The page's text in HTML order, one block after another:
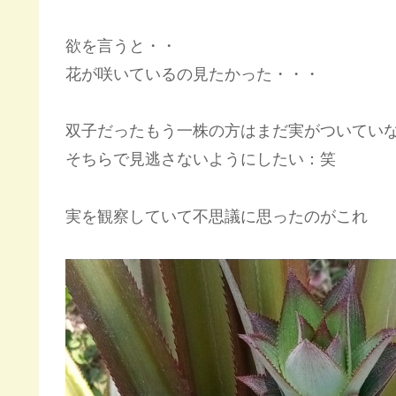
欲を言うと・・
花が咲いているの見たかった・・・
双子だったもう一株の方はまだ実がついてい
そちらで見逃さないようにしたい：笑
実を観察していて不思議に思ったのがこれ